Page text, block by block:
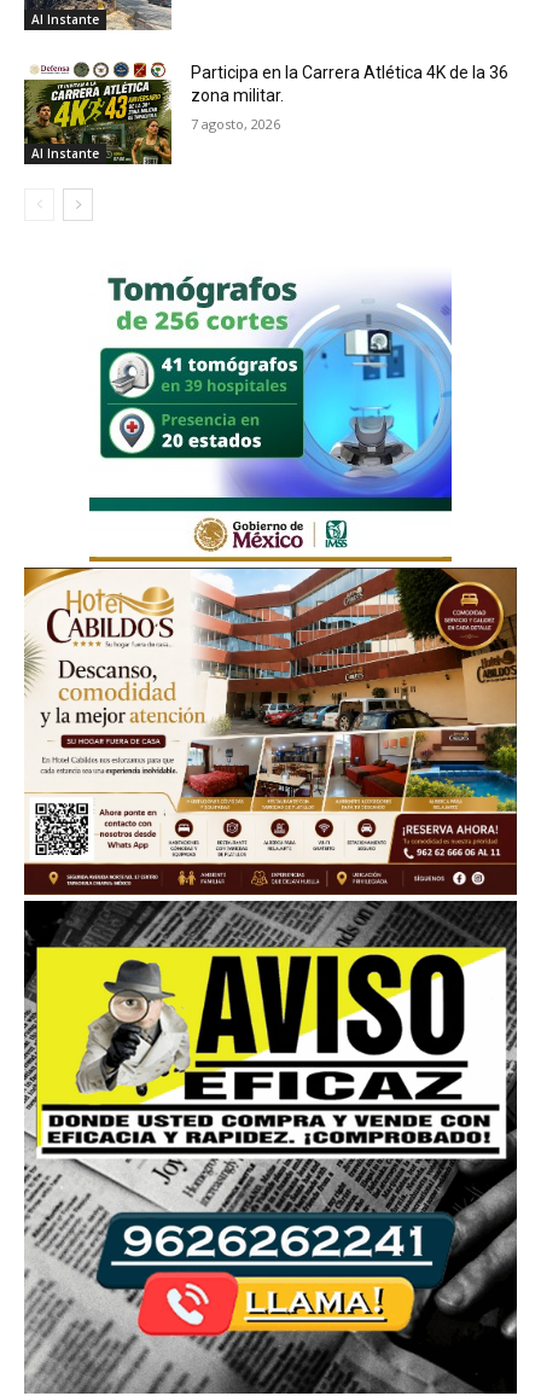
Al Instante
Al Instante
Participa en la Carrera Atlética 4K de la 36
zona militar.
7 agosto, 2026